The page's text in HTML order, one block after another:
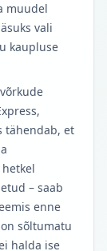
muudel
vali
kaupluse
tähendab, et
– saab
enne
sõltumatu
halda ise